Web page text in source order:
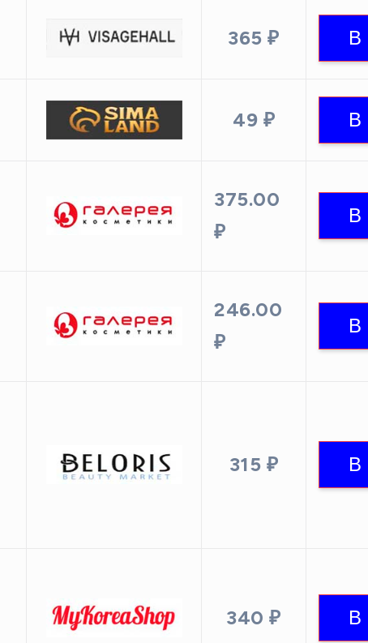
365 ₽
49 ₽
375.00
₽
246.00
₽
315 ₽
340 ₽